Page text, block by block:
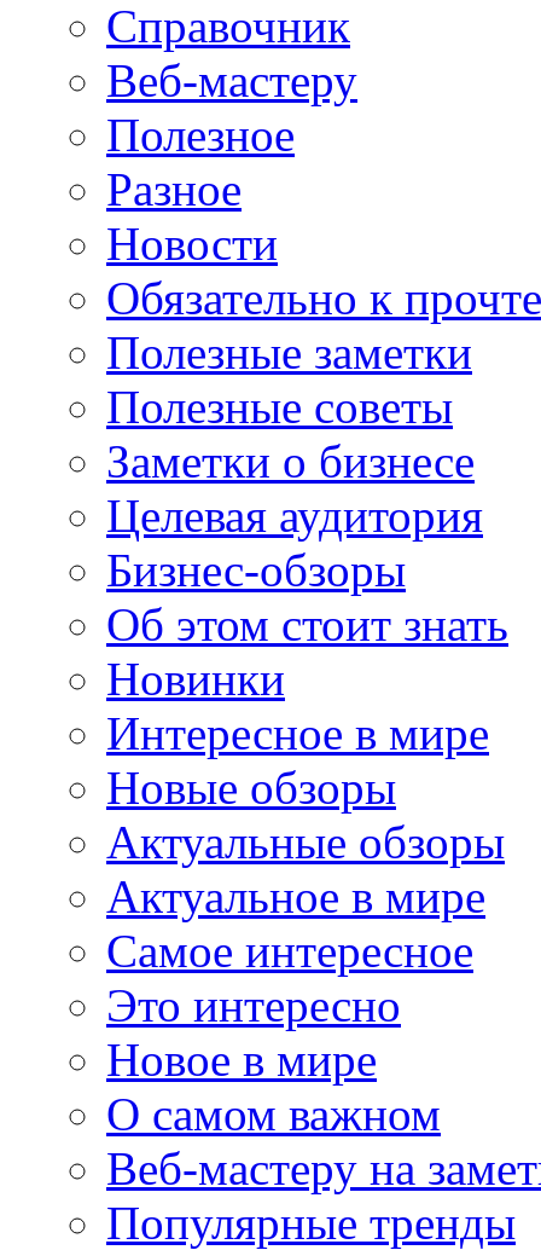
Справочник
Веб-мастеру
Полезное
Разное
Новости
Обязательно к
Полезные заметки
Полезные советы
Заметки о бизнесе
Целевая аудитория
Бизнес-обзоры
Об этом стоит знать
Новинки
Интересное в мире
Новые обзоры
Актуальные обзоры
Актуальное в мире
Самое интересное
Это интересно
Новое в мире
О самом важном
Веб-мастеру на
Популярные тренды